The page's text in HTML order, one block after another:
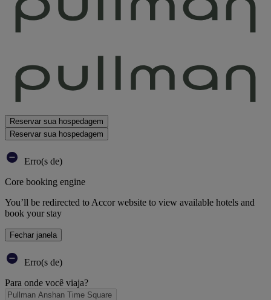
Reservar sua hospedagem
Reservar sua hospedagem
Erro(s de)
Core booking engine
You’ll be redirected to Accor website to view available hotels and
book your stay
Fechar janela
Erro(s de)
Para onde você viaja?